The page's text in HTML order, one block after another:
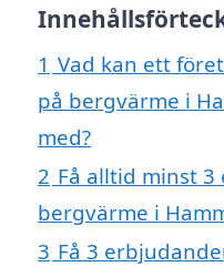
1 Vad kan ett
på bergvärme i
med?
2 Få alltid minst
bergvärme i
3 Få 3